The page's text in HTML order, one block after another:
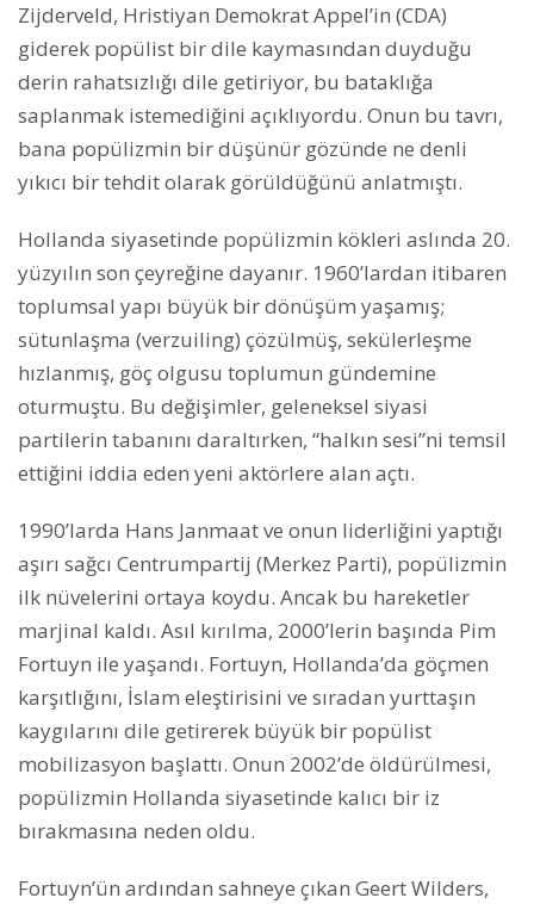
Zijderveld, Hristiyan Demokrat Appel’in (CDA)
giderek popülist bir dile kaymasından duyduğu
derin rahatsızlığı dile getiriyor, bu bataklığa
saplanmak istemediğini açıklıyordu. Onun bu tavrı,
bana popülizmin bir düşünür gözünde ne denli
yıkıcı bir tehdit olarak görüldüğünü anlatmıştı.
Hollanda siyasetinde popülizmin kökleri aslında 20.
yüzyılın son çeyreğine dayanır. 1960’lardan itibaren
toplumsal yapı büyük bir dönüşüm yaşamış;
sütunlaşma (verzuiling) çözülmüş, sekülerleşme
hızlanmış, göç olgusu toplumun gündemine
oturmuştu. Bu değişimler, geleneksel siyasi
partilerin tabanını daraltırken, “halkın sesi”ni temsil
ettiğini iddia eden yeni aktörlere alan açtı.
1990’larda Hans Janmaat ve onun liderliğini yaptığı
aşırı sağcı Centrumpartij (Merkez Parti), popülizmin
ilk nüvelerini ortaya koydu. Ancak bu hareketler
marjinal kaldı. Asıl kırılma, 2000’lerin başında Pim
Fortuyn ile yaşandı. Fortuyn, Hollanda’da göçmen
karşıtlığını, İslam eleştirisini ve sıradan yurttaşın
kaygılarını dile getirerek büyük bir popülist
mobilizasyon başlattı. Onun 2002’de öldürülmesi,
popülizmin Hollanda siyasetinde kalıcı bir iz
bırakmasına neden oldu.
Fortuyn’ün ardından sahneye çıkan Geert Wilders,